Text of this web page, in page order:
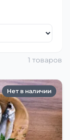
1 товаров
Нет в наличии